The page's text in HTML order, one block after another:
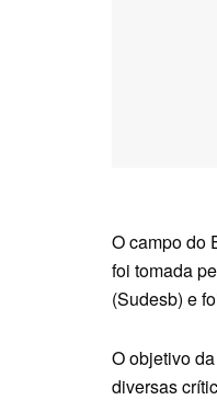
O campo do
foi tomada
(Sudesb) e
O objetivo
diversas